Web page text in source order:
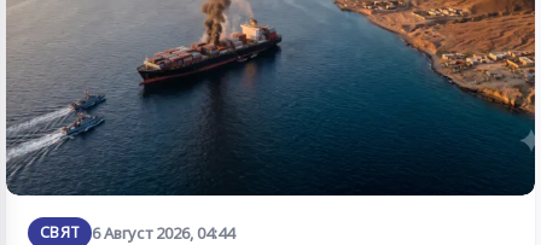
СВЯТ 6 Август 2026, 04:44